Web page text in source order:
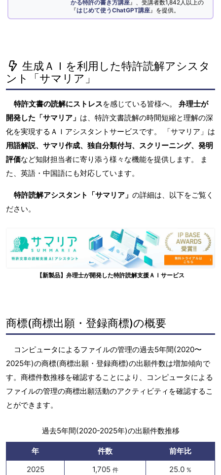
かる特許の書き方講座 』、受講者数1,842人以上の
『はじめて使うChatGPT講座 』を提供。
生成ＡＩを利用した特許読解アシスタ
ント「サマリア」
特許文書の読解にストレスを感じている皆様へ。 弁理士が
開発した「サマリア」 は、特許文書読解の時間短縮と理解の深
化を実現するＡＩアシスタントサービスです。 「サマリア」は
用語解説、サマリ作成、独自分類付与、スクリーニング、発明
評価など知財担当者に寄り添う様々な機能を提供します。 ま
た、英語・中国語にも対応しています。
特許読解アシスタント「サマリア」 の詳細は、以下をご覧く
ださい。
【新製品】弁理士が開発した特許読解支援ＡＩサービス
商標(商標出願・登録商標)の概要
コンピュータによるファイルの管理の過去5年間(2020〜
2025年)の商標(商標出願・登録商標)の出願件数は増加傾向で
す。商標件数推移を確認することにより、コンピュータによる
ファイルの管理の商標出願活動のアクティビティを確認するこ
とができます。
過去5年間(2020-2025年)の出願件数推移
年 件数
前年比
2025
1,705 件 25.0 %